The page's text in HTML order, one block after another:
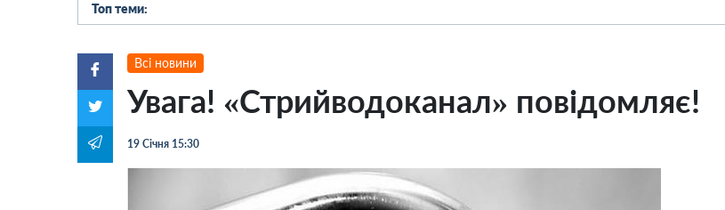
Топ теми:
Всі новини
Увага! «Стрийводоканал» повідомляє!
19 Січня 15:30